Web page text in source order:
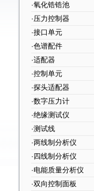
·氧化锆锆池
·压力控制器
·接口单元
·色谱配件
·适配器
·控制单元
·探头适配器
·数字压力计
·绝缘测试仪
·测试线
·两线制分析仪
·四线制分析仪
·电能质量分析仪
·双向控制面板